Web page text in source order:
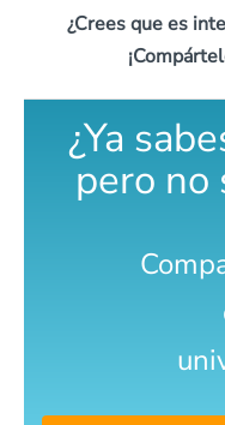
¿Crees que es
¿Ya
pero no